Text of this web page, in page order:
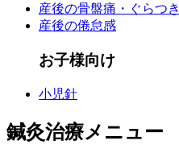
産後の骨盤痛・ぐらつき
産後の倦怠感
お子様向け
小児針
鍼灸治療メニュー